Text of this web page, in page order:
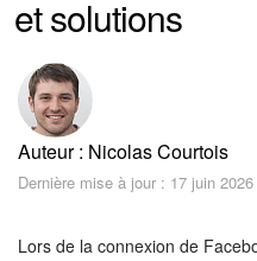
Sécurité dans Bitrix24
Abonnement
Actualités
Tâches et projets
et solutions
Auteur : Nicolas Courtois
Dernière mise à jour : 17 juin 2026
Lors de la connexion de